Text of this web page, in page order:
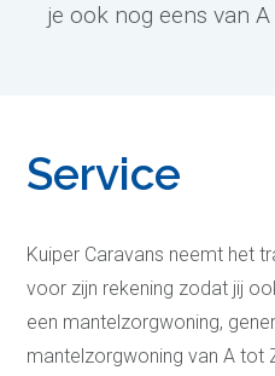
je ook nog eens van
Service
Kuiper Caravans neemt het
voor zijn rekening zodat jij
een mantelzorgwoning,
mantelzorgwoning van A tot